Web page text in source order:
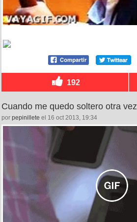
192
Cuando me quedo soltero otra vez
por pepinillete el 16 oct 2013, 19:34